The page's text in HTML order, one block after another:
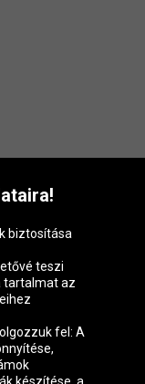
biztosítása
teszi
tartalmat az
fel: A